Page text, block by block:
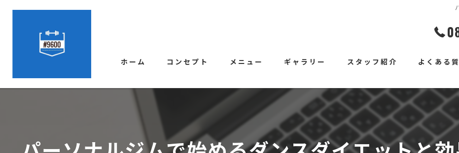
ホーム コンセプト メニュー ギャラリー スタッフ紹介 よくある